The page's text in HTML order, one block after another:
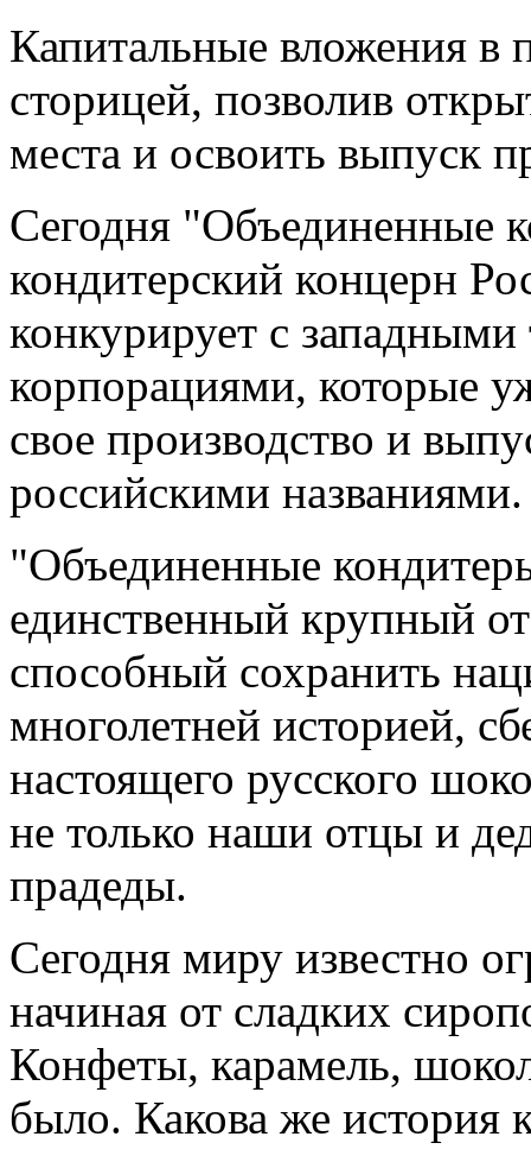
Капитальные вложения в
сторицей, позволив
места и освоить выпуск
Сегодня "Объединенные
кондитерский концерн
конкурирует с
корпорациями, которые
свое производство и
российскими названиями.
"Объединенные
единственный крупный
способный сохранить
многолетней историей,
настоящего русского
не только наши отцы и
прадеды.
Сегодня миру известно
начиная от сладких
Конфеты, карамель,
было. Какова же история